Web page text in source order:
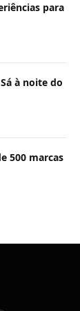
para
à noite do
500 marcas